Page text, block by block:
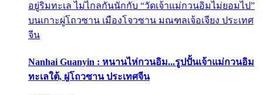
อยู่ริมทะเล ไม่ไกลกันนักกับ “วัดเจ้าแม่กวนอิมไม่ยอมไป”
บนเกาะผู่โถวซาน เมืองโจวซาน มณฑลเจ้อเจียง ประเทศ
จีน
Nanhai Guanyin : หนานไห่กวนอิม...รูปปั้นเจ้าแม่กวนอิม
ทะเลใต้, ผู่โถวซาน ประเทศจีน